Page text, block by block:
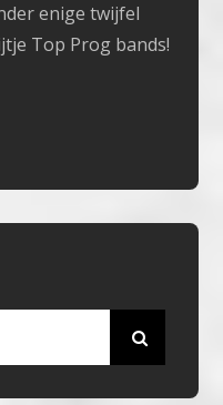
enige twijfel
Top Prog bands!